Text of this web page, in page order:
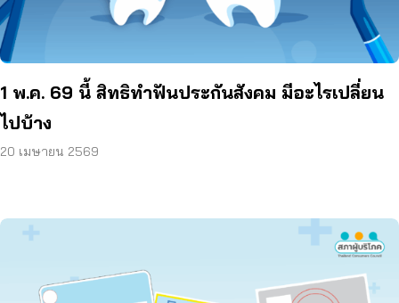
1 พ.ค. 69 นี้ สิทธิทำฟันประกันสังคม มีอะไรเปลี่ยน
ไปบ้าง
20 เมษายน 2569